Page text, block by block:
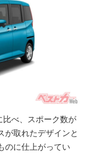
べ、スポーク数が
が取れたデザインと
のに仕上がってい